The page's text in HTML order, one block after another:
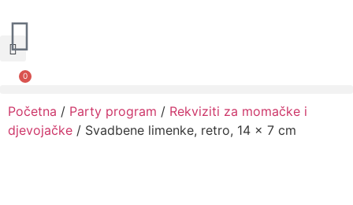
0
Početna / Party program / Rekviziti za momačke i
djevojačke / Svadbene limenke, retro, 14 x 7 cm